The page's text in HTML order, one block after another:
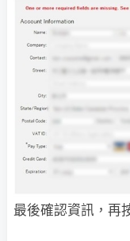
最後確認資訊，再